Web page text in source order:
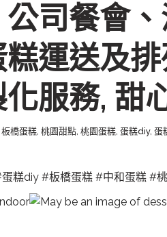
司餐會
運送及
服務, 甜
板橋蛋糕, 桃園甜點, 桃園蛋糕, 蛋糕diy, 蛋
糕diy #板橋蛋糕 #中和蛋糕 #